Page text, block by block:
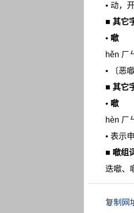
• 动，
■ 其它
• 噷
hěn ㄏ
• 〔恶
■ 其它
• 噷
hèn ㄏ
• 表示
■ 噷组
迭噷、